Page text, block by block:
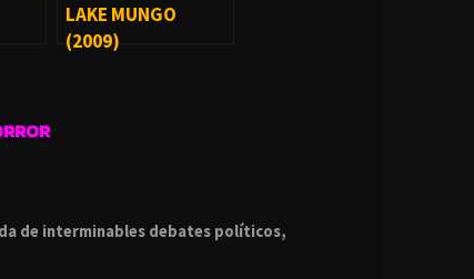
LAKE MUNGO
(2009)
de interminables debates políticos,